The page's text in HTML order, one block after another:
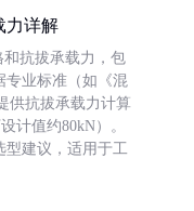
力详解
抗拔承载力，包
专业标准（如《混
供抗拔承载力计算
计值约80kN）。
型建议，适用于工